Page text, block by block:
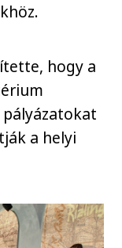
hogy a
a helyi